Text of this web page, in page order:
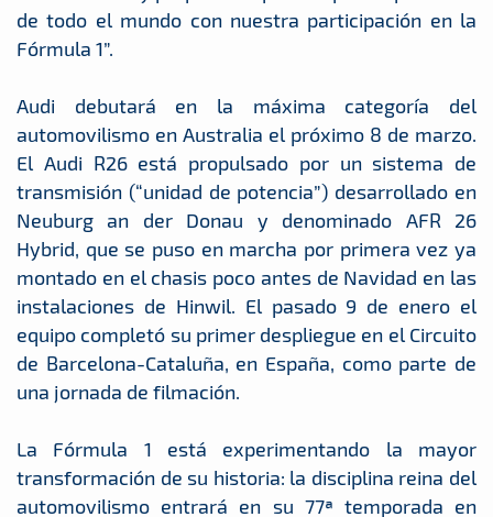
de todo el mundo con nuestra participación en la
Fórmula 1”.
Audi debutará en la máxima categoría del
automovilismo en Australia el próximo 8 de marzo.
El Audi R26 está propulsado por un sistema de
transmisión (“unidad de potencia”) desarrollado en
Neuburg an der Donau y denominado AFR 26
Hybrid, que se puso en marcha por primera vez ya
montado en el chasis poco antes de Navidad en las
instalaciones de Hinwil. El pasado 9 de enero el
equipo completó su primer despliegue en el Circuito
de Barcelona-Cataluña, en España, como parte de
una jornada de filmación.
La Fórmula 1 está experimentando la mayor
transformación de su historia: la disciplina reina del
automovilismo entrará en su 77ª temporada en